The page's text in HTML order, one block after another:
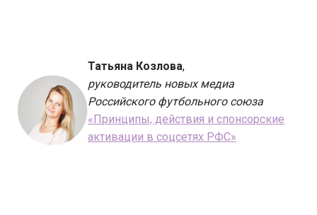
Татьяна Козлова,
руководитель новых медиа
Российского футбольного союза
«Принципы, действия и спонсорские
активации в соцсетях РФС»